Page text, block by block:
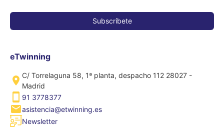
eTwinning
C/ Torrelaguna 58, 1ª planta, despacho 112 28027 -
Madrid
91 3778377
asistencia@etwinning.es
Newsletter